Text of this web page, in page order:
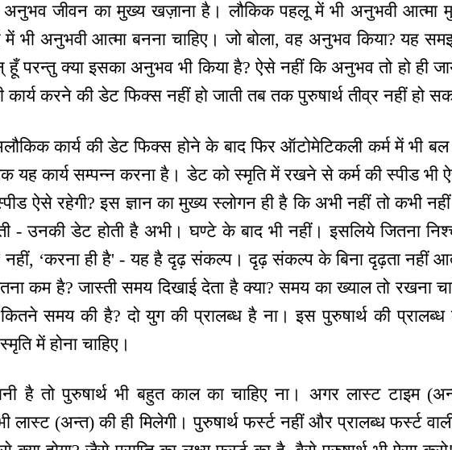
अनुभव जीवन का मुख्य खज़ाना है। लौकिक पहलू में भी अनुभवी आत्मा
में भी अनुभवी आत्मा बनना चाहिए। जो बोला, वह अनुभव किया? यह
हूँ परन्तु क्या इसका अनुभव भी किया है? ऐसे नहीं कि अनुभव तो हो ही
करने की डेट फिक्स नहीं हो जाती तब तक पुरुषार्थ तीव्र नहीं हो
कार्य की डेट फिक्स होने के बाद फिर ऑटोमेटिकली कर्म में भी
यह कार्य सम्पन्न करना है। डेट को स्मृति में रखने से कर्म की स्पीड भी
ऐसे रहेगी? इस ज्ञान का मुख्य स्लोगन ही है कि अभी नहीं तो कभी
- उनकी डेट होती है अभी। घण्टे के बाद भी नहीं। इसलिये जितना
नहीं, ‘करना ही है' - यह है दृढ़ संकल्प। दृढ़ संकल्प के बिना दृढ़ता नहीं
कम है? जास्ती समय दिखाई देता है क्या? समय का ख्याल तो रखना
समय की है? दो युग की प्रालब्ध है ना। इस पुरुषार्थ की
में होना चाहिए।
है तो पुरुषार्थ भी बहुत काल का चाहिए ना। अगर लास्ट टाइम
लास्ट (अन्त) की ही मिलेगी। पुरुषार्थ फर्स्ट नहीं और प्रालब्ध फर्स्ट